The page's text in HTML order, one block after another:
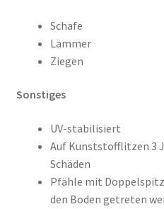
Schafe
Lämmer
Ziegen
Sonstiges
UV-stabilisiert
Auf Kunststofflitzen 3
Schäden
Pfähle mit
den Boden getreten